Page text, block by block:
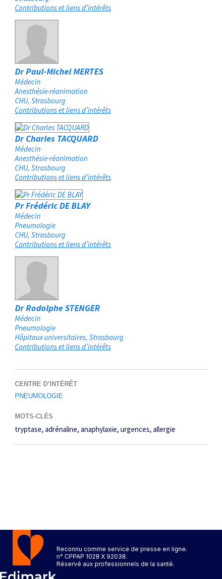
Contributions et liens d’intérêts
Dr Paul-Michel MERTES
Médecin
Anesthésie-réanimation
CHU Strasbourg
Contributions et liens d’intérêts
Dr Charles TACQUARD
Médecin
Anesthésie-réanimation
CHU Strasbourg
Contributions et liens d’intérêts
Pr Frédéric DE BLAY
Médecin
Pneumologie
CHU Strasbourg
Contributions et liens d’intérêts
Dr Rodolphe STENGER
Médecin
Pneumologie
Hôpitaux universitaires Strasbourg
Contributions et liens d’intérêts
CENTRE D’INTÉRÊT
PNEUMOLOGIE
MOTS-CLÉS
tryptase adrénaline anaphylaxie urgences allergie
Reconnu comme service de presse en ligne.
n° CPPAP 1028 X 92038.
Réservé aux professionnels de la santé.